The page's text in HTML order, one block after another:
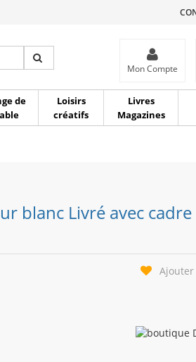
Mon Compte
de
Loisirs
créatifs
Livres
Magazines
blanc Livré avec cadre
Ajouter